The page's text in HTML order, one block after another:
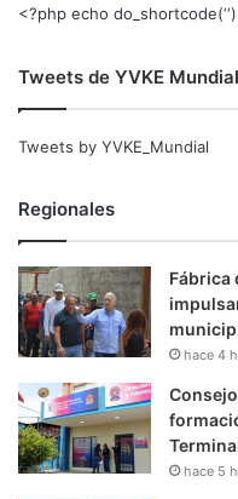
<?php echo
Tweets de YVKE Mundial
Tweets by YVKE_Mundial
Regionales
Fábrica
hace 4
hace 5